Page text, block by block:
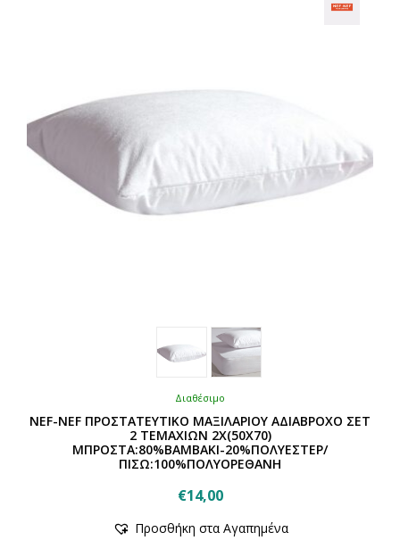
Διαθέσιμο
NEF-NEF ΠΡΟΣΤΑΤΕΥΤΙΚΟ ΜΑΞΙΛΑΡΙΟΥ ΑΔΙΑΒΡΟΧΟ ΣΕΤ
2 ΤΕΜΑΧΙΩΝ 2Χ(50Χ70)
ΜΠΡΟΣΤΑ:80%ΒΑΜΒΑΚΙ-20%ΠΟΛΥΕΣΤΕΡ/
ΠΙΣΩ:100%ΠΟΛΥΟΡΕΘΑΝΗ
€14,00
Προσθήκη στα Αγαπημένα